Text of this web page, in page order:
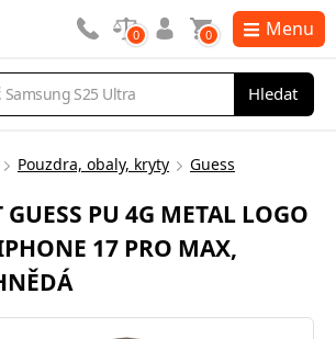
Hledat
0 0 Menu
Pouzdra, obaly, kryty Guess
PU 4G METAL LOGO
17 PRO MAX,